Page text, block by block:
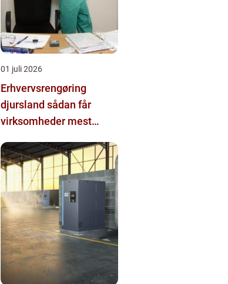
01 juli 2026
Erhvervsrengøring
djursland sådan får
virksomheder mest